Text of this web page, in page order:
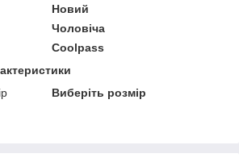
Новий
Чоловіча
Coolpass
Виберіть розмір